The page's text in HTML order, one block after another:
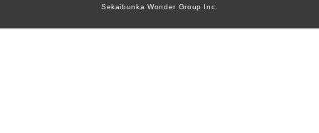
Sekaibunka Wonder Group Inc.